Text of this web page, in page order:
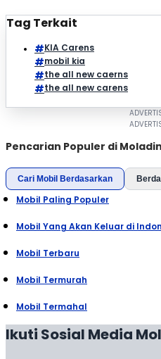
Tag Terkait
KIA Carens
mobil kia
the all new caerns
the all new carens
Pencarian Populer di Moladin
Cari Mobil Berdasarkan
Mobil Paling Populer
Mobil Yang Akan Keluar di
Mobil Terbaru
Mobil Termurah
Mobil Termahal
Ikuti Sosial Media